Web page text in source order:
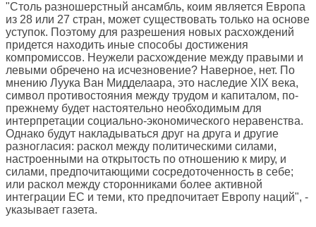
"Столь разношерстный ансамбль, коим является Европа
из 28 или 27 стран, может существовать только на основе
уступок. Поэтому для разрешения новых расхождений
придется находить иные способы достижения
компромиссов. Неужели расхождение между правыми и
левыми обречено на исчезновение? Наверное, нет. По
мнению Луука Ван Мидделаара, это наследие XIX века,
символ противостояния между трудом и капиталом, по-
прежнему будет настоятельно необходимым для
интерпретации социально-экономического неравенства.
Однако будут накладываться друг на друга и другие
разногласия: раскол между политическими силами,
настроенными на открытость по отношению к миру, и
силами, предпочитающими сосредоточенность в себе;
или раскол между сторонниками более активной
интеграции ЕС и теми, кто предпочитает Европу наций", -
указывает газета.